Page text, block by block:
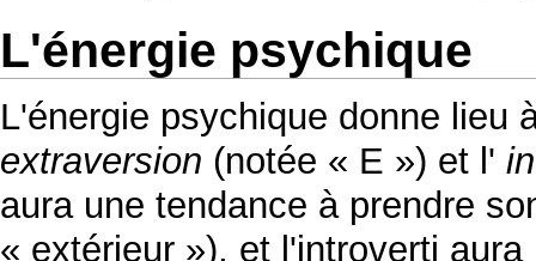
L'énergie psychique
L'énergie psychique donne lieu
extraversion (notée « E ») et l'
aura une tendance à prendre
« extérieur »), et l'introverti